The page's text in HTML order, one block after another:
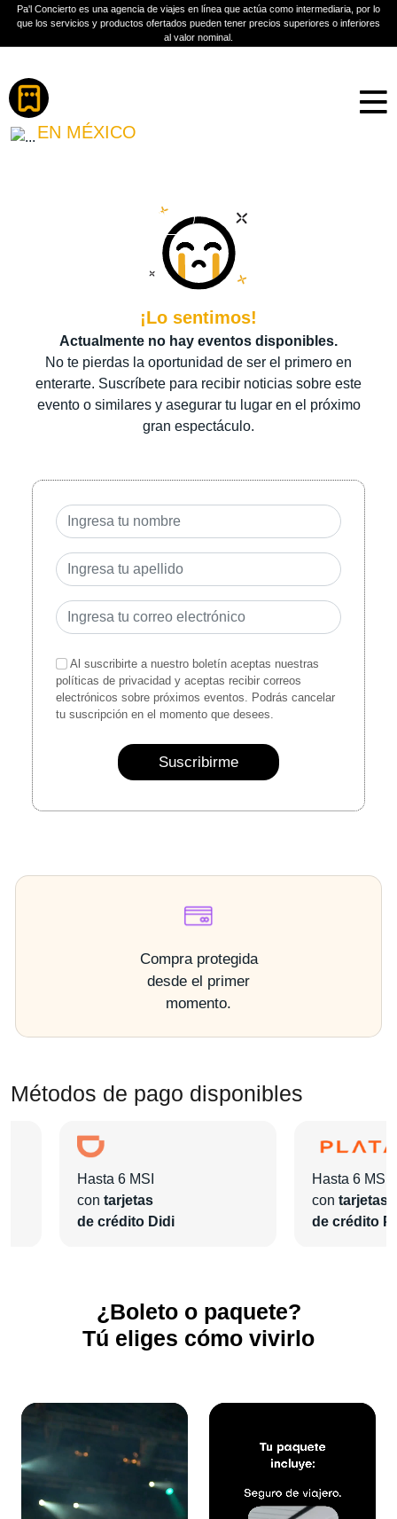
Pa'l Concierto es una agencia de viajes en línea que actúa como intermediaria, por lo
que los servicios y productos ofertados pueden tener precios superiores o inferiores
al valor nominal.
SIMPLY RED
EN MÉXICO
Más información
¡Lo sentimos!
Actualmente no hay eventos disponibles.
No te pierdas la oportunidad de ser el primero en
enterarte. Suscríbete para recibir noticias sobre este
evento o similares y asegurar tu lugar en el próximo
gran espectáculo.
Al suscribirte a nuestro boletín aceptas nuestras
políticas de privacidad y aceptas recibir correos
electrónicos sobre próximos eventos. Podrás cancelar
tu suscripción en el momento que desees.
Suscribirme
Compra protegida
desde el primer
momento.
Métodos de pago disponibles
Hasta 6 MSI
con tarjetas
de crédito Didi
Hasta 6 MSI
con tarjetas
de crédito
¿Boleto o paquete?
Tú eliges cómo vivirlo